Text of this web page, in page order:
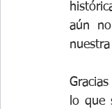
aún
lo que